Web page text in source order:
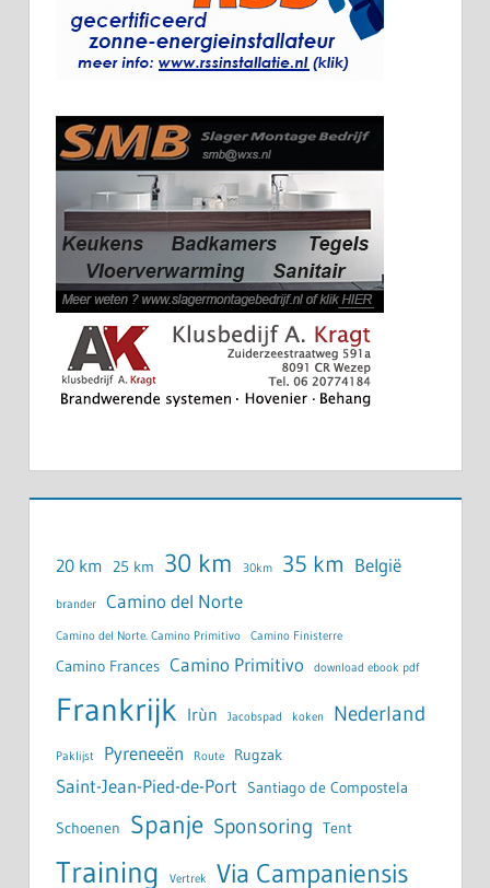
20 km 25 km 30 km 30km 35 km België
brander Camino del Norte
Camino del Norte. Camino Primitivo Camino Finisterre
Camino Frances Camino Primitivo download ebook pdf
Frankrijk Irùn Jacobspad koken Nederland
Paklijst Pyreneeën Route Rugzak
Saint-Jean-Pied-de-Port Santiago de Compostela
Schoenen Spanje Sponsoring Tent
Training Vertrek Via Campaniensis